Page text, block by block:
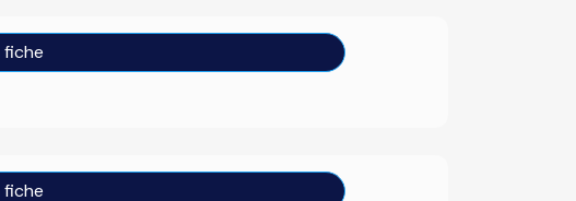
fiche
fiche